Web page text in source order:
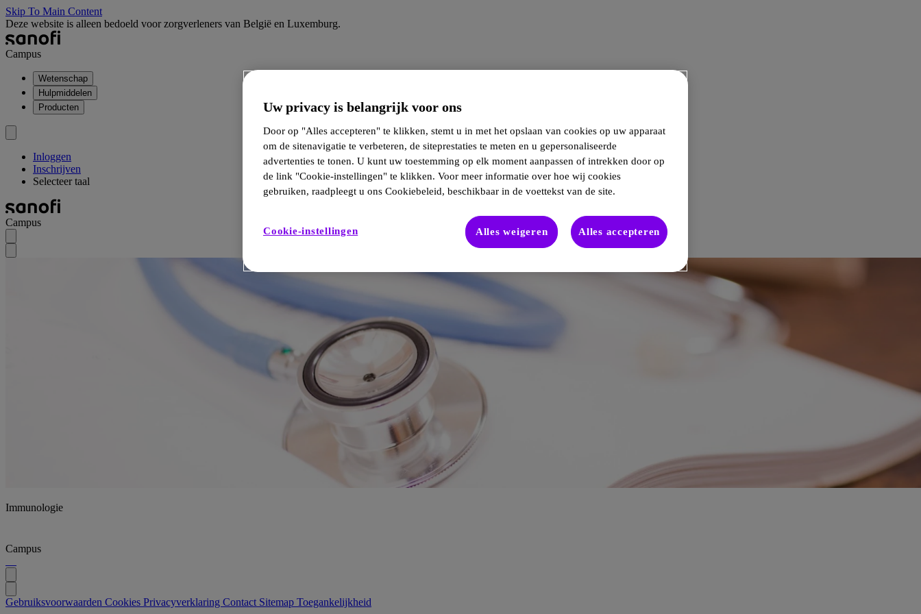
Skip To Main Content
Deze website is alleen bedoeld voor zorgverleners van België en Luxemburg.
Campus
Wetenschap
Hulpmiddelen
Producten
Inloggen
Inschrijven
Selecteer taal
Campus
Immunologie
Campus
Gebruiksvoorwaarden Cookies Privacyverklaring Contact Sitemap Toegankelijkheid
Uw privacy is belangrijk voor ons
Door op "Alles accepteren" te klikken, stemt u in met het opslaan van cookies op uw apparaat
om de sitenavigatie te verbeteren, de siteprestaties te meten en u gepersonaliseerde
advertenties te tonen. U kunt uw toestemming op elk moment aanpassen of intrekken door op
de link "Cookie-instellingen" te klikken. Voor meer informatie over hoe wij cookies
gebruiken, raadpleegt u ons Cookiebeleid, beschikbaar in de voettekst van de site.
Cookie-instellingen Alles weigeren Alles accepteren